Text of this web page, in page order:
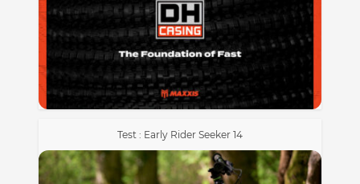
Test : Early Rider Seeker 14